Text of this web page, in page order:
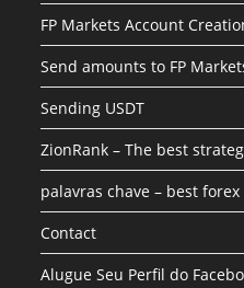
FP Markets Account
Send amounts to FP
Sending USDT
ZionRank – The best
palavras chave – best
Contact
Alugue Seu Perfil do